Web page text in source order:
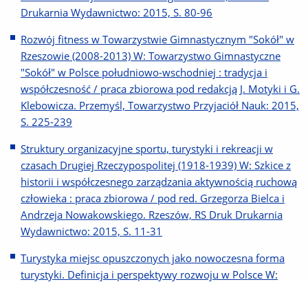
Drukarnia Wydawnictwo: 2015, S. 80-96
Rozwój fitness w Towarzystwie Gimnastycznym "Sokół" w
Rzeszowie (2008-2013) W: Towarzystwo Gimnastyczne
"Sokół" w Polsce południowo-wschodniej : tradycja i
współczesność / praca zbiorowa pod redakcją J. Motyki i G.
Klebowicza. Przemyśl, Towarzystwo Przyjaciół Nauk: 2015,
S. 225-239
Struktury organizacyjne sportu, turystyki i rekreacji w
czasach Drugiej Rzeczypospolitej (1918-1939) W: Szkice z
historii i współczesnego zarządzania aktywnością ruchową
człowieka : praca zbiorowa / pod red. Grzegorza Bielca i
Andrzeja Nowakowskiego. Rzeszów, RS Druk Drukarnia
Wydawnictwo: 2015, S. 11-31
Turystyka miejsc opuszczonych jako nowoczesna forma
turystyki. Definicja i perspektywy rozwoju w Polsce W: